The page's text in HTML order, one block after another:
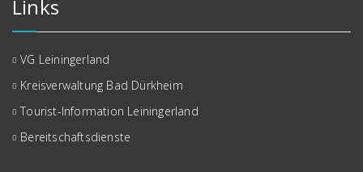
Links
VG Leiningerland
Kreisverwaltung Bad Dürkheim
Tourist-Information Leiningerland
Bereitschaftsdienste